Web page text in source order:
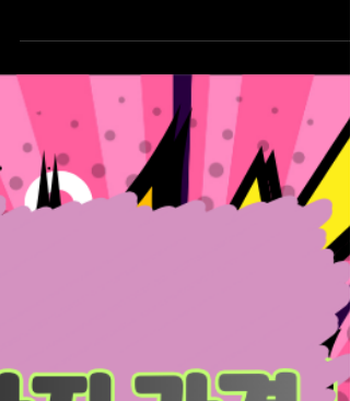
산 마사지 알바 마사지·스파 / 테라피 공간 (테라피·
휴식 중심) 일산 마사지 알바 ✔️ 마사지, 아로마, 스
웨디시 등 황실전통아로마 — 일산 정발산역 인근
아로마 & 전신 마사지 장항동 아이스스웨디시 — 장
항동 지역 인기 마사지 일산출장마사지 스웨디시 —
스웨디시 마사지 서비스 스타스웨디시 — 타이·스웨
디시 스타일 마사지 하이베트남테라피 일산본점 —
스파 & 테라피 중심 서비스 창타이&스웨디시 , VIP
공간 일산 마사지 알바 ✔️ 기타 치료·관리 중심 우
바디앤풋샵 — 스포츠 마사지 & 바디 케어 Syab —
피부/관리실 위주 공간 황실족도 — 발마사지 등 피